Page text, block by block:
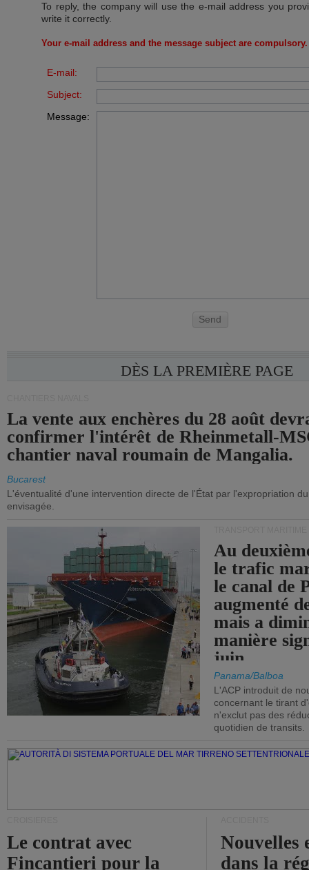
To reply, the company will use the e-mail address you
write it correctly.
Your e-mail address and the message subject are compulsory.
E-mail:
Subject:
Message:
Send
DÈS LA PREMIÈRE PAGE
La vente aux enchères du 28 août
confirmer l'intérêt de Rheinmetall-
chantier naval roumain de Mangalia.
Bucarest
L'éventualité d'une intervention directe de l'État par l'expropriation
envisagée.
Au
le trafic
le canal de
augmenté
mais a
manière
juin.
Panama/Balboa
L'ACP introduit de
concernant le tirant
n'exclut pas des
quotidien de transits.
Le contrat avec
Fincantieri pour la
Nouvelles
dans la